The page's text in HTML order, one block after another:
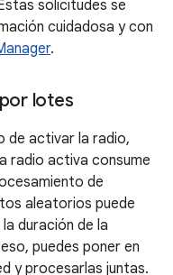
solicitudes se
cuidadosa y con
.
lotes
de activar la radio,
radio activa consume
de
aleatorios puede
duración de la
puedes poner en
y procesarlas juntas.